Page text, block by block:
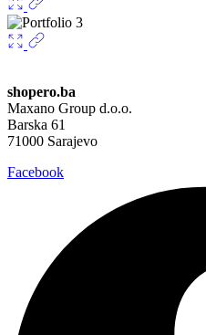
shopero.ba
Maxano Group d.o.o.
Barska 61
71000 Sarajevo
Facebook